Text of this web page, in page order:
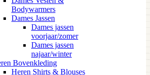
Bodywarmers
Dames Jassen
Dames jassen
voorjaar/zomer
Dames jassen
najaar/winter
Bovenkleding
Heren Shirts & Blouses